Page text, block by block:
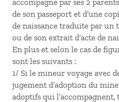
accompagné par ses 2
de son passeport et d’une
de naissance traduite par un
ou de son extrait d’acte de
En plus et selon le cas de
sont les suivants :
1/ Si le mineur voyage avec
jugement d’adoption du
adoptifs qui